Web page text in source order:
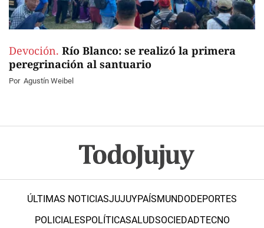
Devoción. Río Blanco: se realizó la primera
peregrinación al santuario
Por Agustín Weibel
ÚLTIMAS NOTICIASJUJUYPAÍSMUNDODEPORTES
POLICIALESPOLÍTICASALUDSOCIEDADTECNO